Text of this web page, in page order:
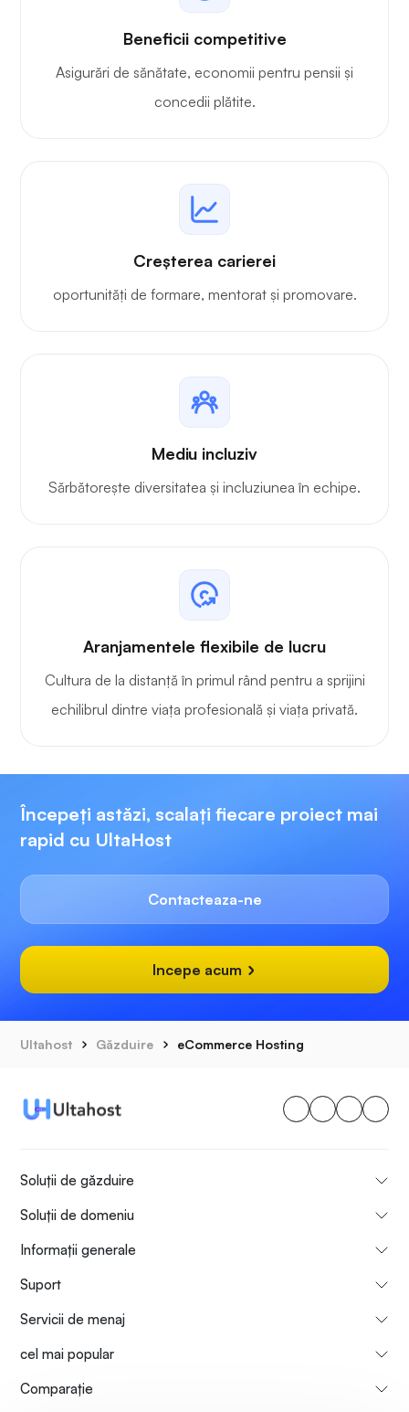
Beneficii competitive
Asigurări de sănătate, economii pentru pensii și
concedii plătite.
Creșterea carierei
oportunități de formare, mentorat și promovare.
Mediu incluziv
Sărbătorește diversitatea și incluziunea în echipe.
Aranjamentele flexibile de lucru
Cultura de la distanță în primul rând pentru a sprijini
echilibrul dintre viața profesională și viața privată.
Începeți astăzi, scalați fiecare proiect mai
rapid cu UltaHost
Contacteaza-ne
Incepe acum
Ultahost Găzduire eCommerce Hosting
Soluții de găzduire
Soluții de domeniu
Informații generale
Suport
Servicii de menaj
cel mai popular
Comparaţie